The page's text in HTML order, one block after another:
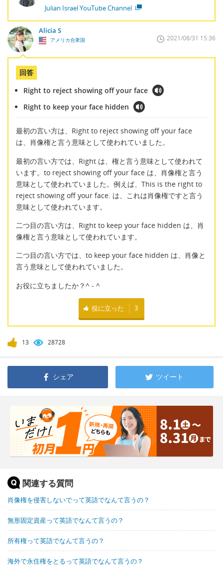
Julian Israel YouTube Channel
Alicia S
アメリカ合衆国 2021/08/31 15:36
回答
Right to reject showing off your face
Right to keep your face hidden
最初の言い方は、Right to reject showing off your face
は、肖像権と言う意味として使われていました。
最初の言い方では、Right は、権と言う意味として使われて
います。to reject showing off your face は、肖像権と言う
意味として使われていました。例えば、This is the right to
reject showing off your face. は、これは肖像権ですと言う
意味として使われています。
二つ目の言い方は、Right to keep your face hidden は、肖
像権と言う意味として使われています。
二つ目の言い方では、to keep your face hidden は、肖像と
言う意味として使われていました。
お役に立ちましたか？^ - ^
役に立った 3
13 28728
シェア ツイート
関連する質問
肖像権を侵害しないでって英語でなんて言うの？
無形固定資産って英語でなんて言うの？
所有権って英語でなんて言うの？
海外で永住権をとるって英語でなんて言うの？